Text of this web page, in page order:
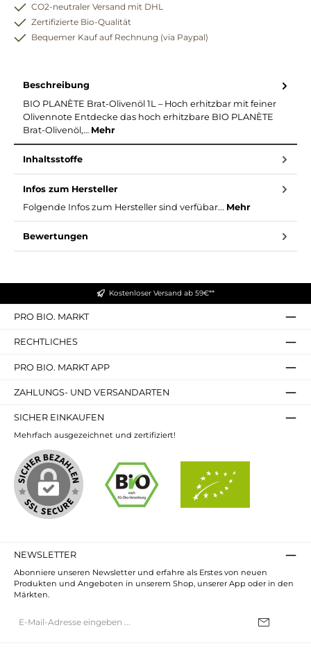
CO2-neutraler Versand mit DHL
Zertifizierte Bio-Qualität
Bequemer Kauf auf Rechnung (via Paypal)
Beschreibung
BIO PLANÈTE Brat-Olivenöl 1L – Hoch erhitzbar mit feiner
Olivennote Entdecke das hoch erhitzbare BIO PLANÈTE
Brat-Olivenöl,… Mehr
Inhaltsstoffe
Infos zum Hersteller
Folgende Infos zum Hersteller sind verfübar... Mehr
Bewertungen
Kostenloser Versand ab 59€**
PRO BIO. MARKT
RECHTLICHES
PRO BIO. MARKT APP
ZAHLUNGS- UND VERSANDARTEN
SICHER EINKAUFEN
Mehrfach ausgezeichnet und zertifiziert!
NEWSLETTER
Abonniere unseren Newsletter und erfahre als Erstes von neuen
Produkten und Angeboten in unserem Shop, unserer App oder in den
Märkten.
Mail-